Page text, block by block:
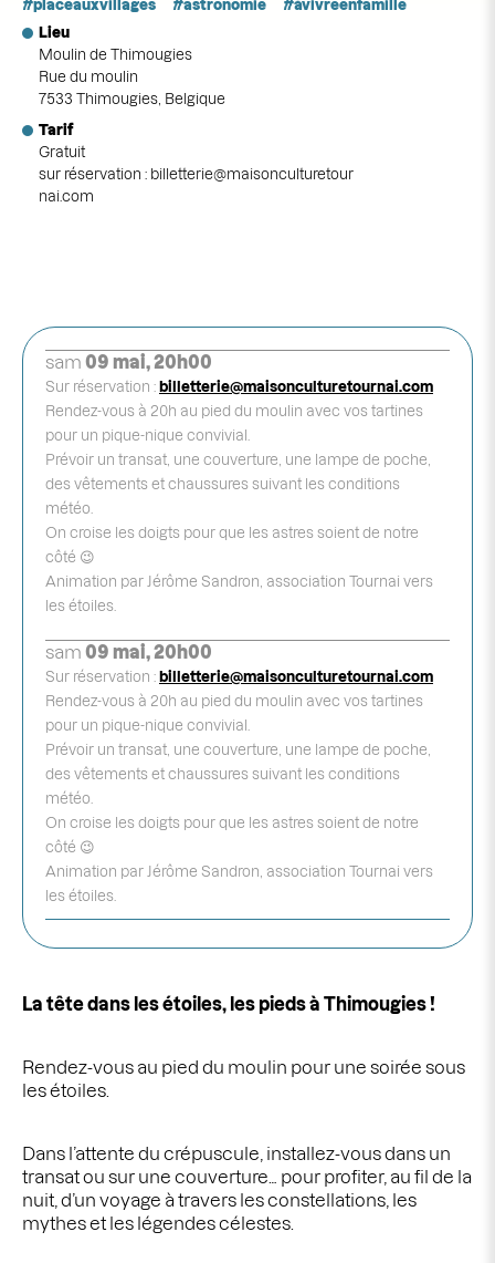
placeauxvillages
astronomie
àvivreenfamille
Lieu
Moulin de Thimougies
Rue du moulin
7533 Thimougies, Belgique
Tarif
Gratuit
sur réservation : billetterie@maisonculturetour
nai.com
La tête dans les étoiles, les pieds à Thimougies !
Rendez-vous au pied du moulin pour une soirée sous
les étoiles.
Dans l’attente du crépuscule, installez-vous dans un
transat ou sur une couverture… pour profiter, au fil de la
nuit, d’un voyage à travers les constellations, les
mythes et les légendes célestes.
sam 09 mai, 20h00
Sur réservation : billetterie@maisonculturetournai.com
Rendez-vous à 20h au pied du moulin avec vos tartines
pour un pique-nique convivial.
Prévoir un transat, une couverture, une lampe de poche,
des vêtements et chaussures suivant les conditions
météo.
On croise les doigts pour que les astres soient de notre
côté 😉
Animation par Jérôme Sandron, association Tournai vers
les étoiles.
sam 09 mai, 20h00
Sur réservation : billetterie@maisonculturetournai.com
Rendez-vous à 20h au pied du moulin avec vos tartines
pour un pique-nique convivial.
Prévoir un transat, une couverture, une lampe de poche,
des vêtements et chaussures suivant les conditions
météo.
On croise les doigts pour que les astres soient de notre
côté 😉
Animation par Jérôme Sandron, association Tournai vers
les étoiles.